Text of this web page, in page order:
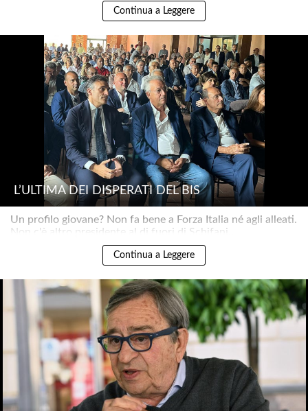
Continua a Leggere
L’ULTIMA DEI DISPERATI DEL BIS
Un profilo giovane? Non fa bene a Forza Italia né agli alleati.
Non c'è altro presidente al di fuori di Schifani..
Continua a Leggere